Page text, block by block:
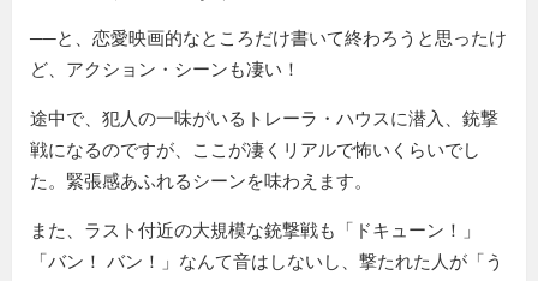
──と、恋愛映画的なところだけ書いて終わろうと思ったけ
ど、アクション・シーンも凄い！
途中で、犯人の一味がいるトレーラ・ハウスに潜入、銃撃
戦になるのですが、ここが凄くリアルで怖いくらいでし
た。緊張感あふれるシーンを味わえます。
また、ラスト付近の大規模な銃撃戦も「ドキューン！」
「バン！ バン！」なんて音はしないし、撃たれた人が「う